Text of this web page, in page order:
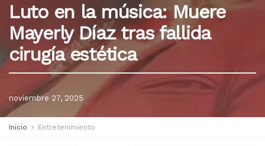
Luto en la música: Muere
Mayerly Díaz tras fallida
cirugía estética
noviembre 27, 2025
Inicio Entretenimiento